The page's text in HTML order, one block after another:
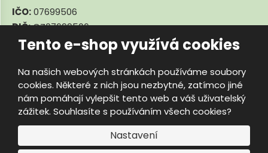
Tento e-shop využívá cookies
Na našich webových stránkách používáme soubory
cookies. Některé z nich jsou nezbytné, zatímco jiné
nám pomáhají vylepšit tento web a váš uživatelský
zážitek. Souhlasíte s používáním všech cookies?
Nastavení
IČO:07699506
DIČ:CZ07699506
© 2026, e-travnik.cz
Úvodní stranaObchodní podmínkyPoradnaKontakty
Mapa stránek
Vyrobila
e
R